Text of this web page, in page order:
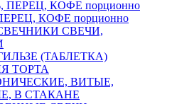
КОФЕ порционно
СВЕЧИ,
(ТАБЛЕТКА)
ТОРТА
ВИТЫЕ,
В СТАКАНЕ